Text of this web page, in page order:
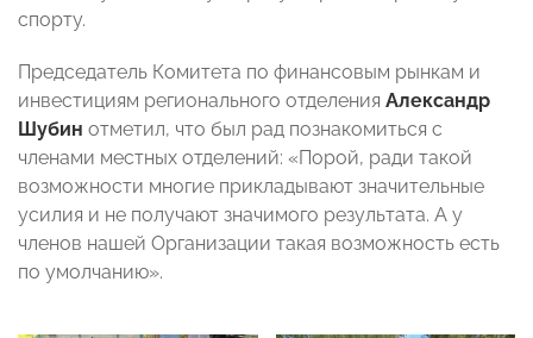
спорту.
Председатель Комитета по финансовым рынкам и
инвестициям регионального отделения Александр
Шубин отметил, что был рад познакомиться с
членами местных отделений: «Порой, ради такой
возможности многие прикладывают значительные
усилия и не получают значимого результата. А у
членов нашей Организации такая возможность есть
по умолчанию».